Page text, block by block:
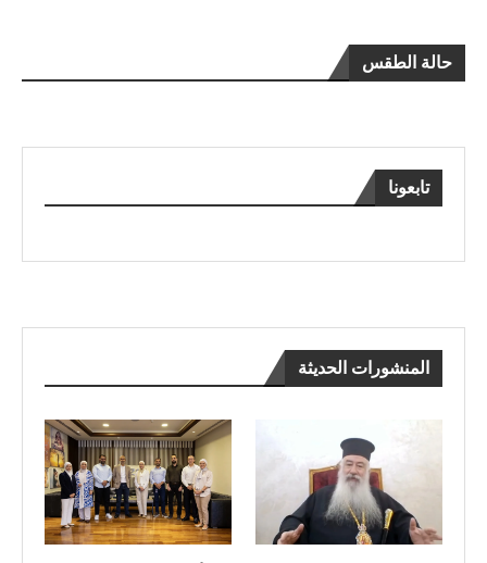
حالة الطقس
تابعونا
المنشورات الحديثة